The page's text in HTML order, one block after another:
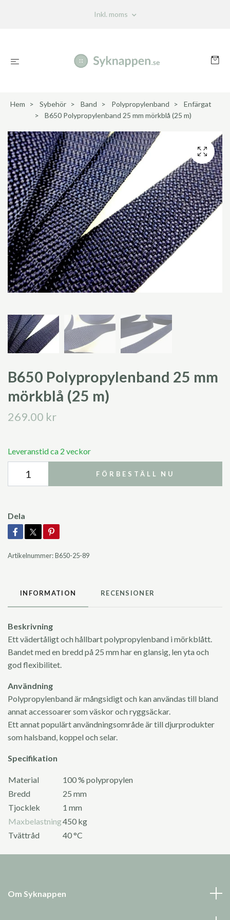
Inkl. moms
Hem Sybehör Band Polypropylenband
Enfärgat
B650 Polypropylenband 25 mm mörkblå (25 m)
B650 Polypropylenband 25 mm
mörkblå (25 m)
269.00 kr
Leveranstid ca 2 veckor
FÖRBESTÄLL NU
Dela
Artikelnummer:B650-25-89
INFORMATION RECENSIONER
Beskrivning
Ett vädertåligt och hållbart polypropylenband i mörkblått.
Bandet med en bredd på 25 mm har en glansig, len yta och
god flexibilitet.
Användning
Polypropylenband är mångsidigt och kan användas till bland
annat accessoarer som väskor och ryggsäckar.
Ett annat populärt användningsområde är till djurprodukter
som halsband, koppel och selar.
Specifikation
Material
100 % polypropylen
Bredd
25 mm
Tjocklek
1 mm
Maxbelastning450 kg
Tvättråd
40 °C
Om Syknappen